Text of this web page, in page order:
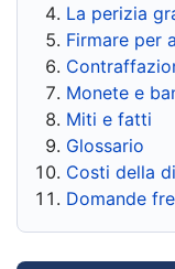
La perizia
Firmare per
Monete e
Miti e fatti
Glossario
Costi della
Domande